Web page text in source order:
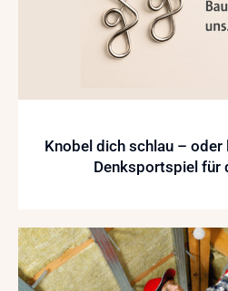
Knobel dich schlau – oder
Denksportspiel für